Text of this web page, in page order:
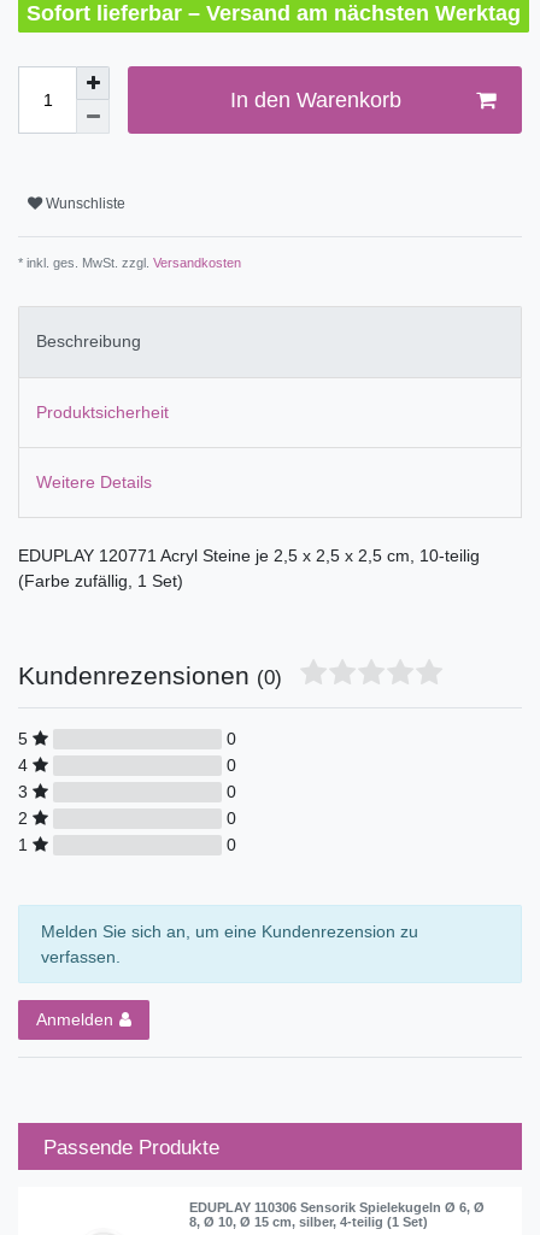
Sofort lieferbar – Versand am nächsten Werktag
In den Warenkorb
Wunschliste
* inkl. ges. MwSt. zzgl. Versandkosten
Beschreibung
Produktsicherheit
Weitere Details
EDUPLAY 120771 Acryl Steine je 2,5 x 2,5 x 2,5 cm, 10-teilig
(Farbe zufällig, 1 Set)
Kundenrezensionen (0)
5
0
4
0
3
0
2
0
1
0
Melden Sie sich an, um eine Kundenrezension zu
verfassen.
Anmelden
Passende Produkte
EDUPLAY 110306 Sensorik Spielekugeln Ø 6, Ø
8, Ø 10, Ø 15 cm, silber, 4-teilig (1 Set)